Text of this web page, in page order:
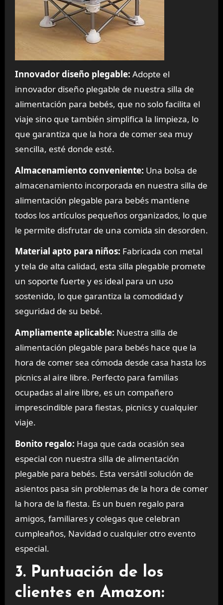
Innovador diseño plegable: Adopte el
innovador diseño plegable de nuestra silla de
alimentación para bebés, que no solo facilita el
viaje sino que también simplifica la limpieza, lo
que garantiza que la hora de comer sea muy
sencilla, esté donde esté.
Almacenamiento conveniente: Una bolsa de
almacenamiento incorporada en nuestra silla de
alimentación plegable para bebés mantiene
todos los artículos pequeños organizados, lo que
le permite disfrutar de una comida sin desorden.
Material apto para niños: Fabricada con metal
y tela de alta calidad, esta silla plegable promete
un soporte fuerte y es ideal para un uso
sostenido, lo que garantiza la comodidad y
seguridad de su bebé.
Ampliamente aplicable: Nuestra silla de
alimentación plegable para bebés hace que la
hora de comer sea cómoda desde casa hasta los
picnics al aire libre. Perfecto para familias
ocupadas al aire libre, es un compañero
imprescindible para fiestas, picnics y cualquier
viaje.
Bonito regalo: Haga que cada ocasión sea
especial con nuestra silla de alimentación
plegable para bebés. Esta versátil solución de
asientos pasa sin problemas de la hora de comer
la hora de la fiesta. Es un buen regalo para
amigos, familiares y colegas que celebran
cumpleaños, Navidad o cualquier otro evento
especial.
3. Puntuación de los
clientes en Amazon: